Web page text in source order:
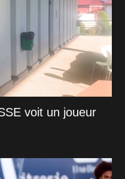
voit un joueur